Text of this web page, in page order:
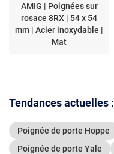
AMIG | Poignées sur
rosace 8RX | 54 x 54
mm | Acier inoxydable |
Mat
Tendances actuelles :
Poignée de porte Hoppe
Poignée de porte Yale